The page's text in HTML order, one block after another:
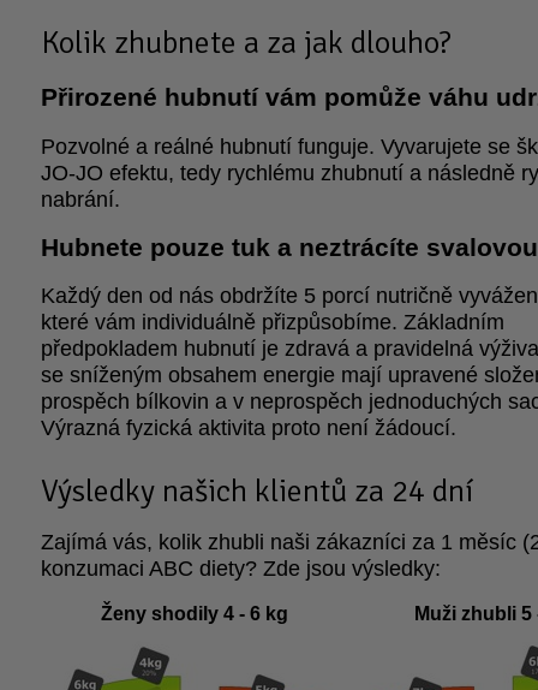
Kolik zhubnete a za jak dlouho?
Přirozené hubnutí vám pomůže váhu
Pozvolné a reálné hubnutí funguje. Vyvarujete se
JO-JO efektu, tedy rychlému zhubnutí a následně
nabrání.
Hubnete pouze tuk a neztrácíte
Každý den od nás obdržíte 5 porcí nutričně
které vám individuálně přizpůsobíme. Základním
předpokladem hubnutí je zdravá a pravidelná
se sníženým obsahem energie mají upravené
prospěch bílkovin a v neprospěch jednoduchých
Výrazná fyzická aktivita proto není žádoucí.
Výsledky našich klientů za 24 dní
Zajímá vás, kolik zhubli naši zákazníci za 1 měsíc
konzumaci ABC diety? Zde jsou výsledky:
Ženy shodily 4 - 6 kg Muži zhubli 5